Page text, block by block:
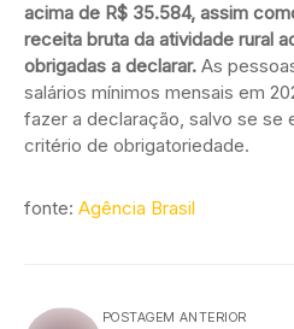
acima de R$ 35.584, assim
receita bruta da atividade rural
obrigadas a declarar. As
salários mínimos mensais em
fazer a declaração, salvo se se
critério de obrigatoriedade.
fonte: Agência Brasil
POSTAGEM ANTERIOR